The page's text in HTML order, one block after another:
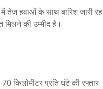
तेज हवाओं के साथ बारिश जारी रह
की उम्मीद है।
किलोमीटर प्रति घंटे की रफ्तार